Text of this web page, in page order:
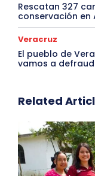
Rescatan 327
conservación en
Veracruz
El pueblo de
vamos a
Related